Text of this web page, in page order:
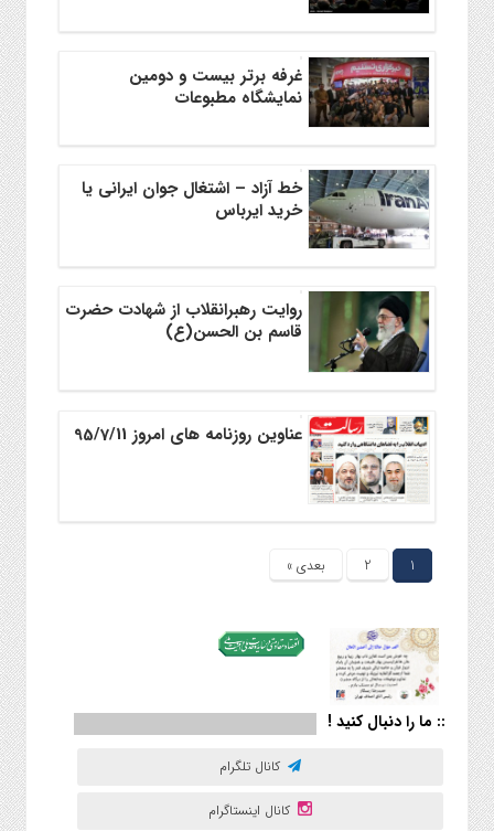
غرفه برتر بیست و دومین
نمایشگاه مطبوعات
خط آزاد – اشتغال جوان ایرانی یا
خرید ایرباس
روایت رهبرانقلاب از شهادت حضرت
قاسم بن الحسن(ع)
عناوین روزنامه های امروز 95/7/11
1
2 بعدی »
:: ما را دنبال کنید !
کانال تلگرام
کانال اینستاگرام